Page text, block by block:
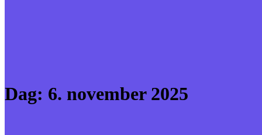
Dag: 6. november 2025